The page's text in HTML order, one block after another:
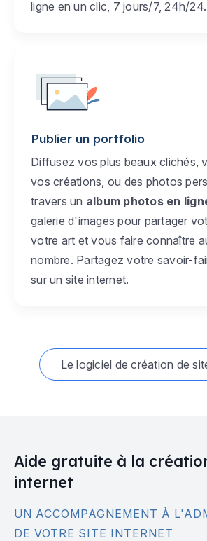
ligne en un clic, 7 jours/7, 24h/24.
Publier un portfolio
Diffusez vos plus beaux clichés,
vos créations, ou des photos
travers un album photos en
galerie d'images pour partager
votre art et vous faire connaître
nombre. Partagez votre savoir-
sur un site internet.
Le logiciel de création de
Aide gratuite à la
internet
UN ACCOMPAGNEMENT À
DE VOTRE SITE INTERNET